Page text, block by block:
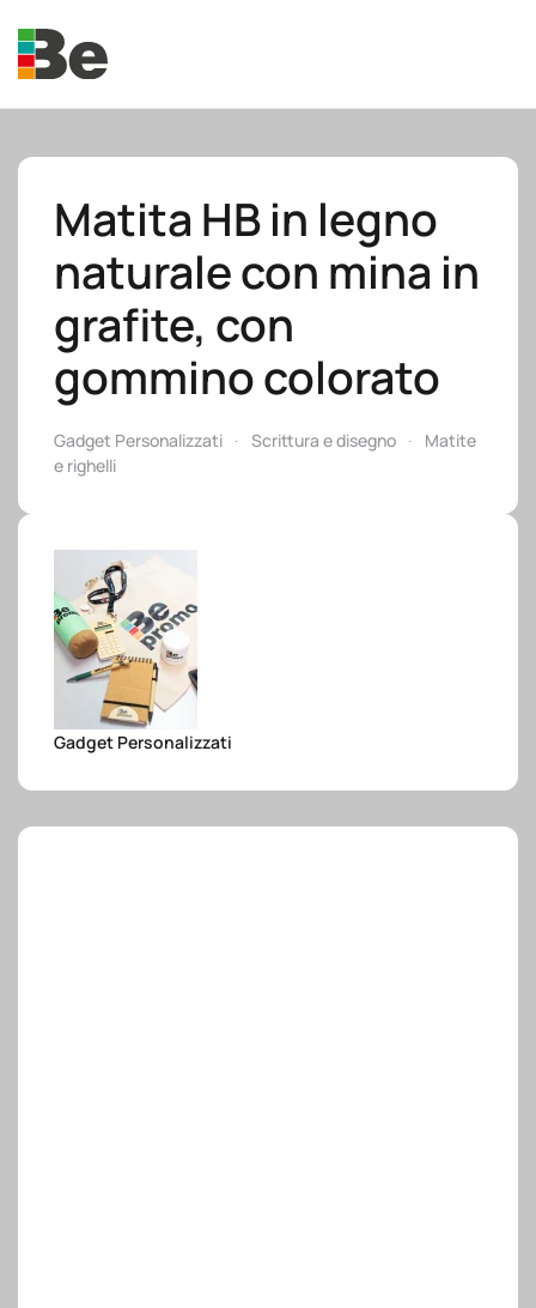
Skip to main content
Matita HB in legno
naturale con mina in
grafite, con
gommino colorato
Gadget Personalizzati Scrittura e disegno
Matite
e righelli
Gadget Personalizzati